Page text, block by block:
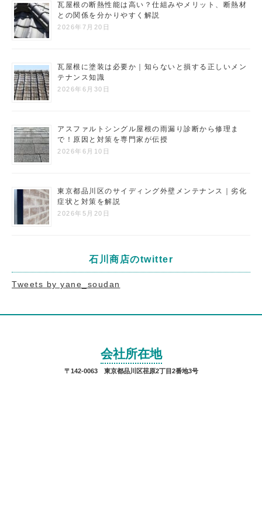
瓦屋根の断熱性能は高い？仕組みやメリット、断熱材
との関係を分かりやすく解説
2026年7月20日
瓦屋根に塗装は必要か｜知らないと損する正しいメン
テナンス知識
2026年6月30日
アスファルトシングル屋根の雨漏り診断から修理ま
で！原因と対策を専門家が伝授
2026年6月10日
東京都品川区のサイディング外壁メンテナンス｜劣化
症状と対策を解説
2026年5月20日
石川商店のtwitter
Tweets by yane_soudan
会社所在地
〒142-0063 東京都品川区荏原2丁目2番地3号